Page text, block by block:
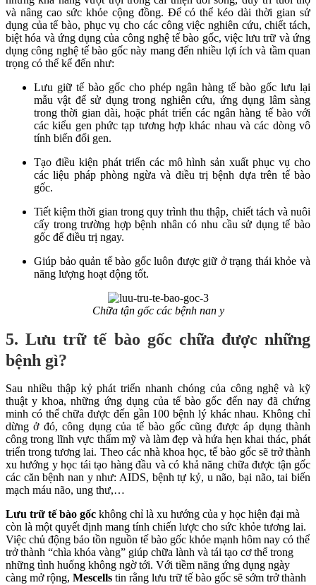
và nâng cao sức khỏe cộng đồng. Để có thể kéo dài thời gian sử
dụng của tế bào, phục vụ cho các công việc nghiên cứu, chiết tách,
biệt hóa và ứng dụng của công nghệ tế bào gốc, việc lưu trữ và ứng
dụng công nghệ tế bào gốc này mang đến nhiều lợi ích và tầm quan
trọng có thể kể đến như:
Lưu giữ tế bào gốc cho phép ngân hàng tế bào gốc lưu lại
mẫu vật để sử dụng trong nghiên cứu, ứng dụng lâm sàng
trong thời gian dài, hoặc phát triển các ngân hàng tế bào với
các kiểu gen phức tạp tương hợp khác nhau và các dòng vô
tính biến đổi gen.
Tạo điều kiện phát triển các mô hình sản xuất phục vụ cho
các liệu pháp phòng ngừa và điều trị bệnh dựa trên tế bào
gốc.
Tiết kiệm thời gian trong quy trình thu thập, chiết tách và nuôi
cấy trong trường hợp bệnh nhân có nhu cầu sử dụng tế bào
gốc để điều trị ngay.
Giúp bảo quản tế bào gốc luôn được giữ ở trạng thái khỏe và
năng lượng hoạt động tốt.
Chữa tận gốc các bệnh nan y
5. Lưu trữ tế bào gốc chữa được những
bệnh gì?
Sau nhiều thập kỷ phát triển nhanh chóng của công nghệ và kỹ
thuật y khoa, những ứng dụng của tế bào gốc đến nay đã chứng
minh có thể chữa được đến gần 100 bệnh lý khác nhau. Không chỉ
dừng ở đó, công dụng của tế bào gốc cũng được áp dụng thành
công trong lĩnh vực thẩm mỹ và làm đẹp và hứa hẹn khai thác, phát
triển trong tương lai. Theo các nhà khoa học, tế bào gốc sẽ trở thành
xu hướng y học tái tạo hàng đầu và có khả năng chữa được tận gốc
các căn bệnh nan y như: AIDS, bệnh tự kỷ, u não, bại não, tai biến
mạch máu não, ung thư,…
Lưu trữ tế bào gốc không chỉ là xu hướng của y học hiện đại mà
còn là một quyết định mang tính chiến lược cho sức khỏe tương lai.
Việc chủ động bảo tồn nguồn tế bào gốc khỏe mạnh hôm nay có thể
trở thành “chìa khóa vàng” giúp chữa lành và tái tạo cơ thể trong
những tình huống không ngờ tới. Với tiềm năng ứng dụng ngày
càng mở rộng, Mescells tin rằng lưu trữ tế bào gốc sẽ sớm trở thành